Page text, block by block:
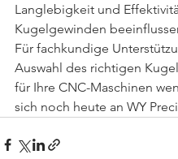
Langlebigkeit und
Kugelgewinden
Für fachkundige
Auswahl des richtigen
für Ihre CNC-Maschinen
sich noch heute an WY